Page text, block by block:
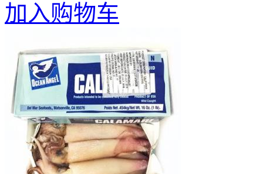
加入购物车